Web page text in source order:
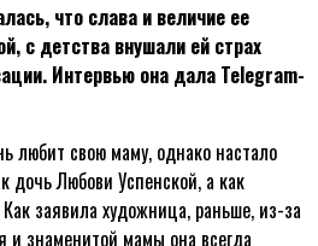
что слава и величие ее
с детства внушали ей страх
Интервью она дала Telegram-
любит свою маму, однако настало
дочь Любови Успенской, а как
заявила художница, раньше, из-за
знаменитой мамы она всегда